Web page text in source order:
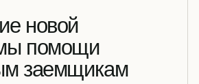
новой
помощи
заемщикам